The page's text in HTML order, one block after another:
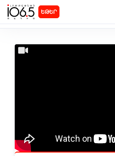
ԵԹԵՐ